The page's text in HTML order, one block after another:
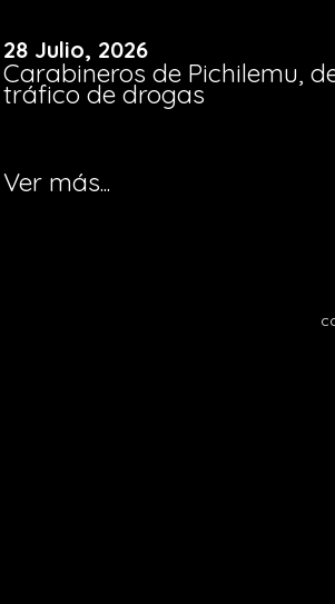
28 Julio, 2026
Carabineros de Pichilemu,
tráfico de drogas
Ver más...